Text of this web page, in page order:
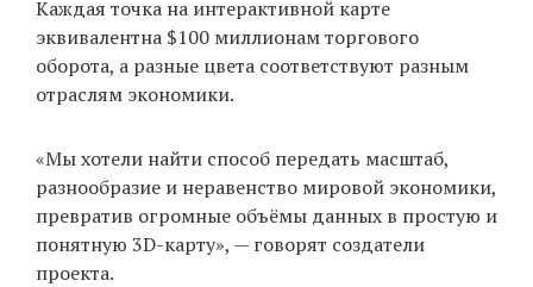
Каждая точка на интерактивной карте
эквивалентна $100 миллионам торгового
оборота, а разные цвета соответствуют разным
отраслям экономики.
«Мы хотели найти способ передать масштаб,
разнообразие и неравенство мировой экономики,
превратив огромные объёмы данных в простую и
понятную 3D-карту», — говорят создатели
проекта.